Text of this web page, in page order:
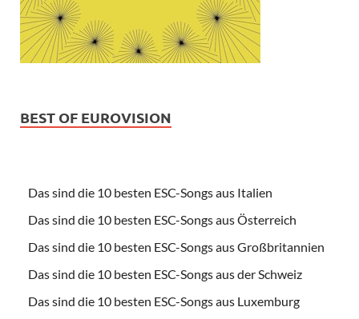
BEST OF EUROVISION
Das sind die 10 besten ESC-Songs aus Italien
Das sind die 10 besten ESC-Songs aus Österreich
Das sind die 10 besten ESC-Songs aus Großbritannien
Das sind die 10 besten ESC-Songs aus der Schweiz
Das sind die 10 besten ESC-Songs aus Luxemburg